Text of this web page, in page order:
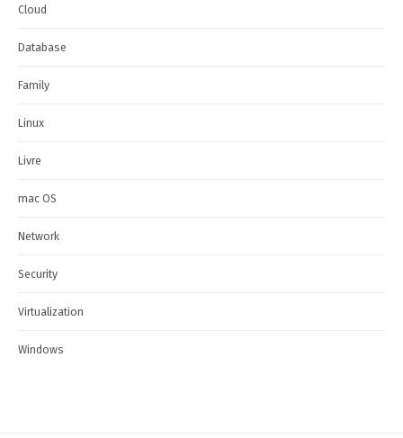
Cloud
Database
Family
Linux
Livre
mac OS
Network
Security
Virtualization
Windows